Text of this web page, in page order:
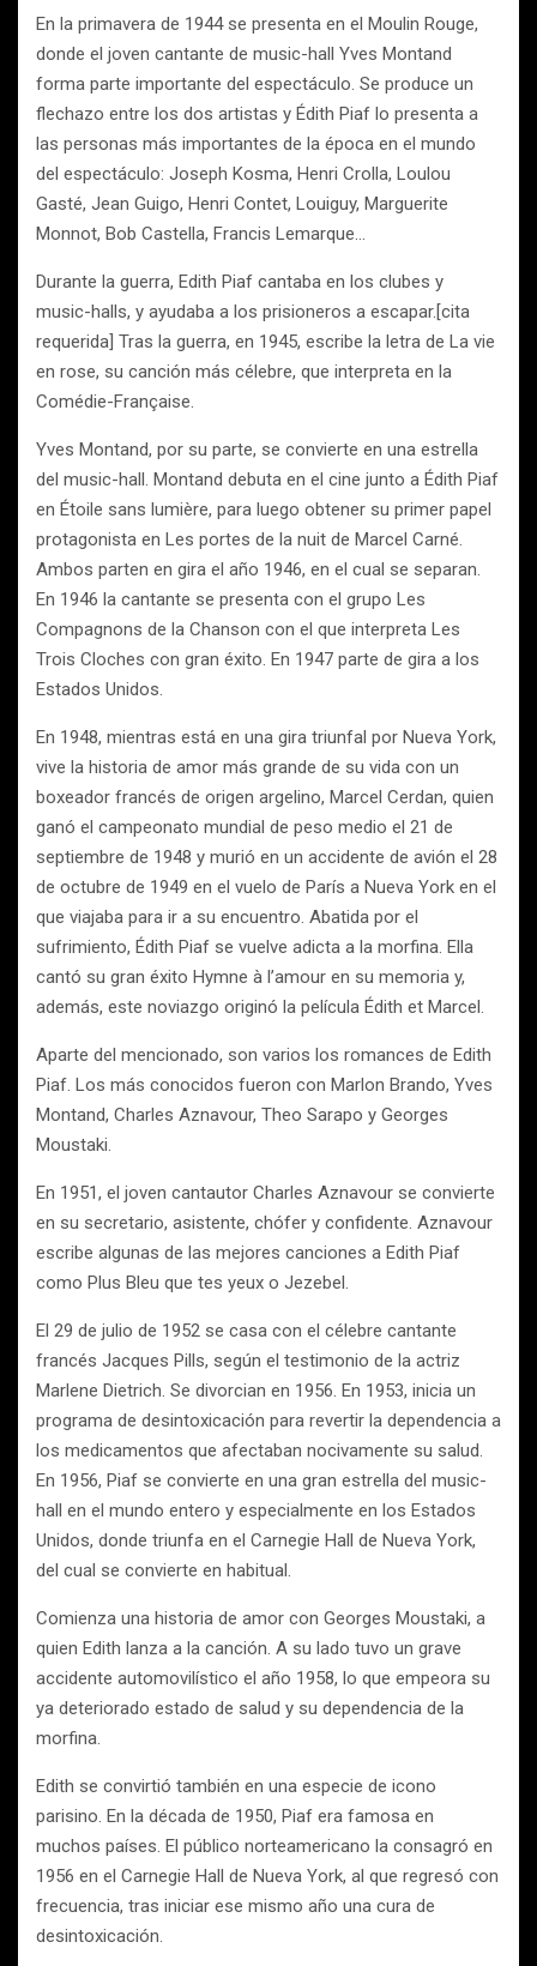
En la primavera de 1944 se presenta en el Moulin Rouge,
donde el joven cantante de music-hall Yves Montand
forma parte importante del espectáculo. Se produce un
flechazo entre los dos artistas y Édith Piaf lo presenta a
las personas más importantes de la época en el mundo
del espectáculo: Joseph Kosma, Henri Crolla, Loulou
Gasté, Jean Guigo, Henri Contet, Louiguy, Marguerite
Monnot, Bob Castella, Francis Lemarque…
Durante la guerra, Edith Piaf cantaba en los clubes y
music-halls, y ayudaba a los prisioneros a escapar.[cita
requerida] Tras la guerra, en 1945, escribe la letra de La vie
en rose, su canción más célebre, que interpreta en la
Comédie-Française.
Yves Montand, por su parte, se convierte en una estrella
del music-hall. Montand debuta en el cine junto a Édith Piaf
en Étoile sans lumière, para luego obtener su primer papel
protagonista en Les portes de la nuit de Marcel Carné.
Ambos parten en gira el año 1946, en el cual se separan.
En 1946 la cantante se presenta con el grupo Les
Compagnons de la Chanson con el que interpreta Les
Trois Cloches con gran éxito. En 1947 parte de gira a los
Estados Unidos.
En 1948, mientras está en una gira triunfal por Nueva York,
vive la historia de amor más grande de su vida con un
boxeador francés de origen argelino, Marcel Cerdan, quien
ganó el campeonato mundial de peso medio el 21 de
septiembre de 1948 y murió en un accidente de avión el 28
de octubre de 1949 en el vuelo de París a Nueva York en el
que viajaba para ir a su encuentro. Abatida por el
sufrimiento, Édith Piaf se vuelve adicta a la morfina. Ella
cantó su gran éxito Hymne à l’amour en su memoria y,
además, este noviazgo originó la película Édith et Marcel.
Aparte del mencionado, son varios los romances de Edith
Piaf. Los más conocidos fueron con Marlon Brando, Yves
Montand, Charles Aznavour, Theo Sarapo y Georges
Moustaki.
En 1951, el joven cantautor Charles Aznavour se convierte
en su secretario, asistente, chófer y confidente. Aznavour
escribe algunas de las mejores canciones a Edith Piaf
como Plus Bleu que tes yeux o Jezebel.
El 29 de julio de 1952 se casa con el célebre cantante
francés Jacques Pills, según el testimonio de la actriz
Marlene Dietrich. Se divorcian en 1956. En 1953, inicia un
programa de desintoxicación para revertir la dependencia a
los medicamentos que afectaban nocivamente su salud.
En 1956, Piaf se convierte en una gran estrella del music-
hall en el mundo entero y especialmente en los Estados
Unidos, donde triunfa en el Carnegie Hall de Nueva York,
del cual se convierte en habitual.
Comienza una historia de amor con Georges Moustaki, a
quien Edith lanza a la canción. A su lado tuvo un grave
accidente automovilístico el año 1958, lo que empeora su
ya deteriorado estado de salud y su dependencia de la
morfina.
Edith se convirtió también en una especie de icono
parisino. En la década de 1950, Piaf era famosa en
muchos países. El público norteamericano la consagró en
1956 en el Carnegie Hall de Nueva York, al que regresó con
frecuencia, tras iniciar ese mismo año una cura de
desintoxicación.